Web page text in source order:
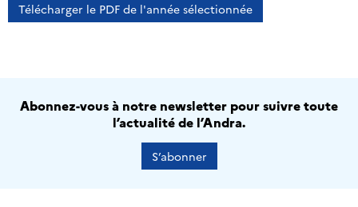
Télécharger le PDF de l'année sélectionnée
Abonnez-vous à notre newsletter pour suivre toute
l’actualité de l’Andra.
S’abonner